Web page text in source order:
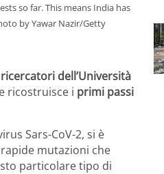
so far. This means India has
by Yawar Nazir/Getty
dell’Università
ricostruisce i primi passi
Sars-CoV-2, si è
mutazioni che
particolare tipo di